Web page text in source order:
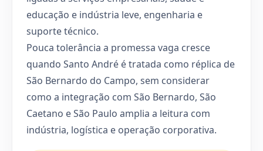
educação e indústria leve, engenharia e
suporte técnico.
Pouca tolerância a promessa vaga cresce
quando Santo André é tratada como réplica de
São Bernardo do Campo, sem considerar
como a integração com São Bernardo, São
Caetano e São Paulo amplia a leitura com
indústria, logística e operação corporativa.